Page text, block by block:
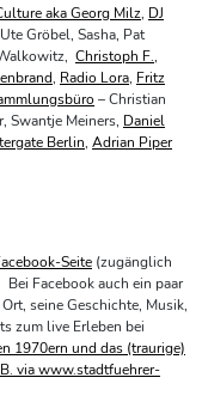
aka Georg Milz, DJ
Gröbel, Sasha, Pat
Christoph F.,
, Radio Lora, Fritz
– Christian
Swantje Meiners, Daniel
Berlin, Adrian Piper
Seite (zugänglich
Bei Facebook auch ein paar
seine Geschichte, Musik,
zum live Erleben bei
1970ern und das (traurige)
via www.stadtfuehrer-